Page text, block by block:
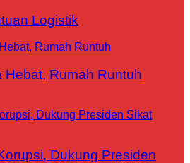
Logistik
Hebat, Rumah Runtuh
Dukung Presiden